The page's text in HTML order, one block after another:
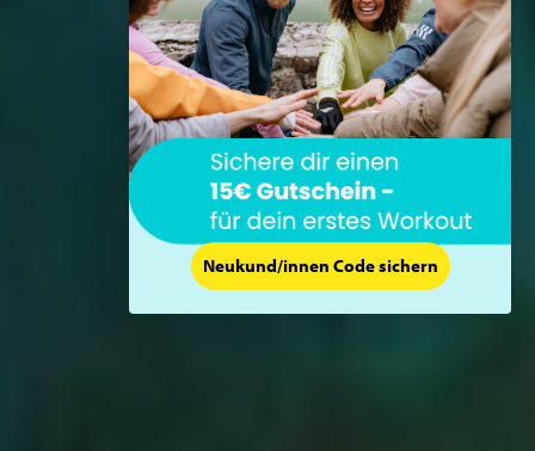
Neukund/innen Code sichern